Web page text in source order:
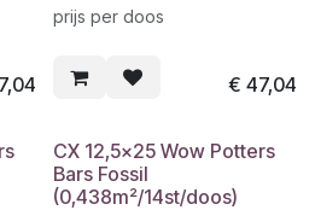
prijs per doos
€ 47,04
CX 12,5x25 Wow Potters
Bars Fossil
(0,438m²/14st/doos)